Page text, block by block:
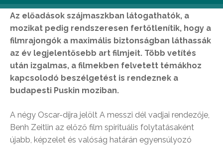
vetítésekre már megkezdődött a jegyelővétel.
Az előadások szájmaszkban látogathatók, a
mozikat pedig rendszeresen fertőtlenítik, hogy a
filmrajongók a maximális biztonságban láthassák
az év legjelentősebb art filmjeit. Több vetítés
után izgalmas, a filmekben felvetett témákhoz
kapcsolodó beszélgetést is rendeznek a
budapesti Puskin moziban.
A négy Oscar-díjra jelölt A messzi dél vadjai rendezője,
Benh Zeitlin az előző film spirituális folytatásaként
újabb, képzelet és valóság határán egyensúlyozó